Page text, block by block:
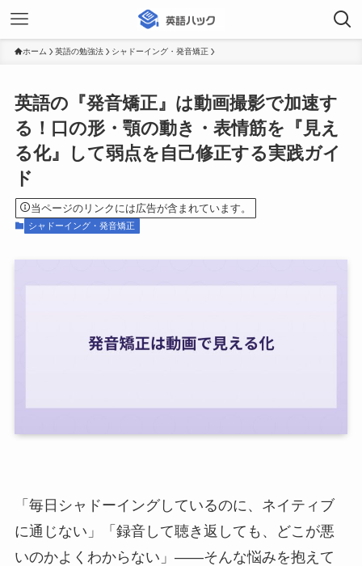
ホーム 英語の勉強法 シャドーイング・発音矯正
英語の『発音矯正』は動画撮影で加速す
る！口の形・顎の動き・表情筋を『見え
る化』して弱点を自己修正する実践ガイ
ド
当ページのリンクには広告が含まれています。
シャドーイング・発音矯正
「毎日シャドーイングしているのに、ネイティブ
に通じない」「録音して聴き返しても、どこが悪
いのかよくわからない」——そんな悩みを抱えて